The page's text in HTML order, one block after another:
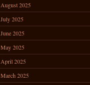
August 2025
July 2025
June 2025
May 2025
April 2025
March 2025